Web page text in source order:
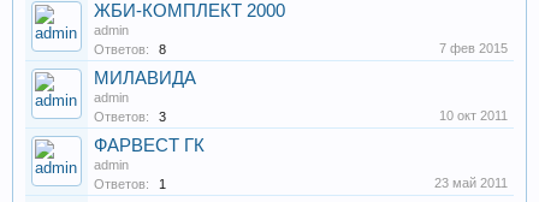
ЖБИ-КОМПЛЕКТ 2000
admin
Ответов:
8 7 фев 2015
МИЛАВИДА
admin
Ответов:
3 10 окт 2011
ФАРВЕСТ ГК
admin
Ответов:
1 23 май 2011